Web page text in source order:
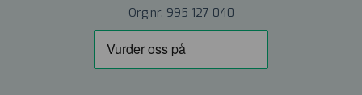
Org.nr. 995 127 040